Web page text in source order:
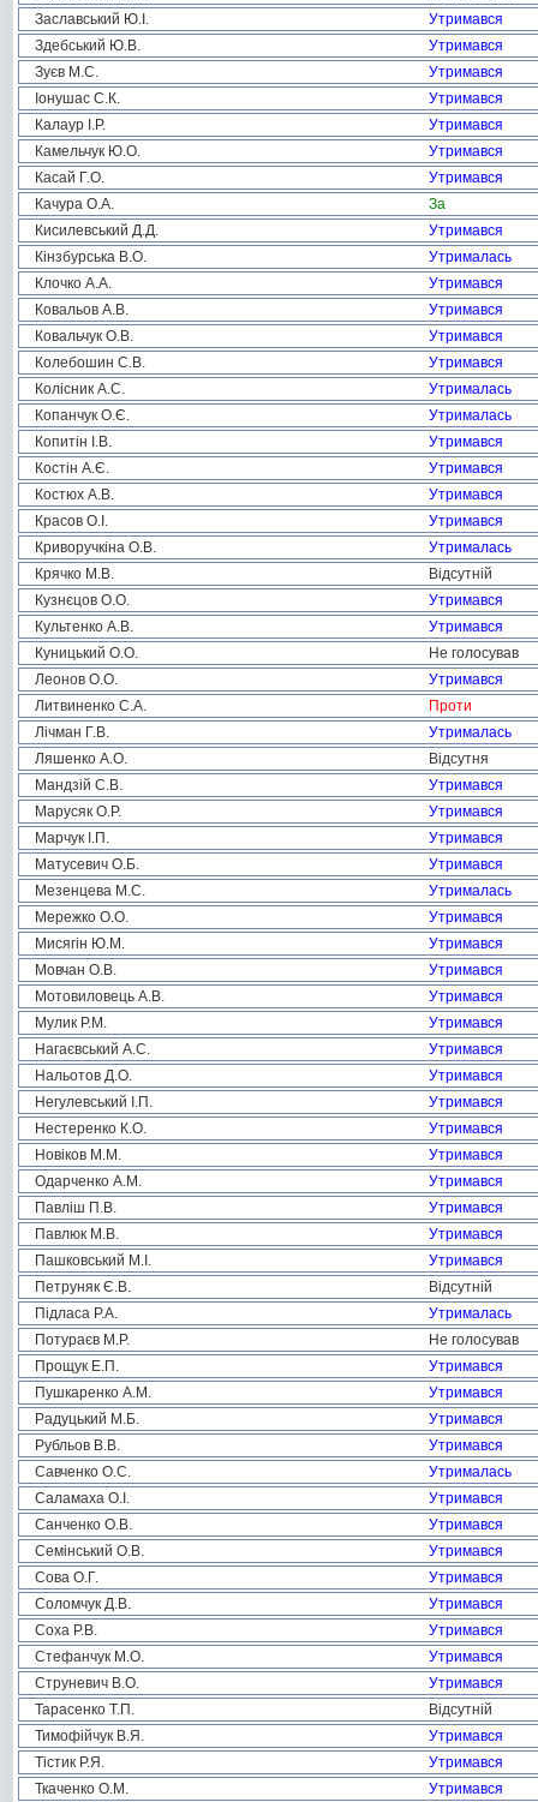
Заславський Ю.І.
Утримався
Здебський Ю.В.
Утримався
Зуєв М.С.
Утримався
Іонушас С.К.
Утримався
Калаур І.Р.
Утримався
Камельчук Ю.О.
Утримався
Касай Г.О.
Утримався
Качура О.А.
За
Кисилевський Д.Д.
Утримався
Кінзбурська В.О.
Утрималась
Клочко А.А.
Утримався
Ковальов А.В.
Утримався
Ковальчук О.В.
Утримався
Колебошин С.В.
Утримався
Колісник А.С.
Утрималась
Копанчук О.Є.
Утрималась
Копитін І.В.
Утримався
Костін А.Є.
Утримався
Костюх А.В.
Утримався
Красов О.І.
Утримався
Криворучкіна О.В.
Утрималась
Крячко М.В.
Відсутній
Кузнєцов О.О.
Утримався
Культенко А.В.
Утримався
Куницький О.О.
Не голосував
Леонов О.О.
Утримався
Литвиненко С.А.
Проти
Лічман Г.В.
Утрималась
Ляшенко А.О.
Відсутня
Мандзій С.В.
Утримався
Марусяк О.Р.
Утримався
Марчук І.П.
Утримався
Матусевич О.Б.
Утримався
Мезенцева М.С.
Утрималась
Мережко О.О.
Утримався
Мисягін Ю.М.
Утримався
Мовчан О.В.
Утримався
Мотовиловець А.В.
Утримався
Мулик Р.М.
Утримався
Нагаєвський А.С.
Утримався
Нальотов Д.О.
Утримався
Негулевський І.П.
Утримався
Нестеренко К.О.
Утримався
Новіков М.М.
Утримався
Одарченко А.М.
Утримався
Павліш П.В.
Утримався
Павлюк М.В.
Утримався
Пашковський М.І.
Утримався
Петруняк Є.В.
Відсутній
Підласа Р.А.
Утрималась
Потураєв М.Р.
Не голосував
Прощук Е.П.
Утримався
Пушкаренко А.М.
Утримався
Радуцький М.Б.
Утримався
Рубльов В.В.
Утримався
Савченко О.С.
Утрималась
Саламаха О.І.
Утримався
Санченко О.В.
Утримався
Семінський О.В.
Утримався
Сова О.Г.
Утримався
Соломчук Д.В.
Утримався
Соха Р.В.
Утримався
Стефанчук М.О.
Утримався
Струневич В.О.
Утримався
Тарасенко Т.П.
Відсутній
Тимофійчук В.Я.
Утримався
Тістик Р.Я.
Утримався
Ткаченко О.М.
Утримався